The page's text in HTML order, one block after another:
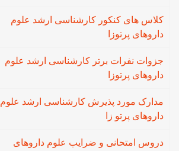
کلاس های کنکور کارشناسی ارشد علوم
داروهای پرتوزا
جزوات نفرات برتر کارشناسی ارشد علوم
داروهای پرتوزا
مدارک مورد پذیرش کارشناسی ارشد علوم
داروهای پرتو زا
دروس امتحانی و ضرایب علوم داروهای